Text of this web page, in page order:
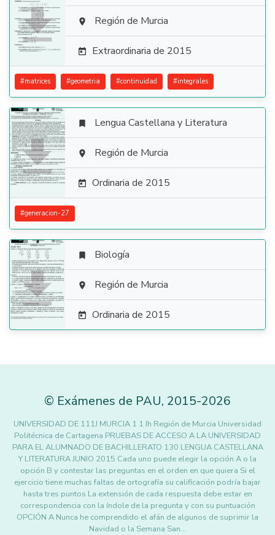
  Región de Murcia
 Extraordinaria de 2015
#matrices #geometria #continuidad #integrales

 Lengua Castellana y Literatura
 Región de Murcia
 Ordinaria de 2015
#generacion-27

 Biología
 Región de Murcia
 Ordinaria de 2015
© Exámenes de PAU, 2015-2026
UNIVERSIDAD DE 111J MURCIA 1 1 Ih Región de Murcia Universidad
Politécnica de Cartagena PRUEBAS DE ACCESO A LA UNIVERSIDAD
PARA EL ALUMNADO DE BACHILLERATO 130 LENGUA CASTELLANA
Y LITERATURA JUNIO 2015 Cada uno puede elegir la opción A o la
opción B y contestar las preguntas en el orden en que quiera Si el
ejercicio tiene muchas faltas de ortografía su calificación podría bajar
hasta tres puntos La extensión de cada respuesta debe estar en
correspondencia con la índole de la pregunta y con su puntuación
OPCIÓN A Nunca he comprendido el afán de algunos de suprimir la
Navidad o la Semana San…